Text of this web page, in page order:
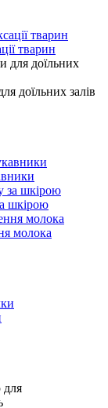
тварин
доїльних залів
шкірою
молока